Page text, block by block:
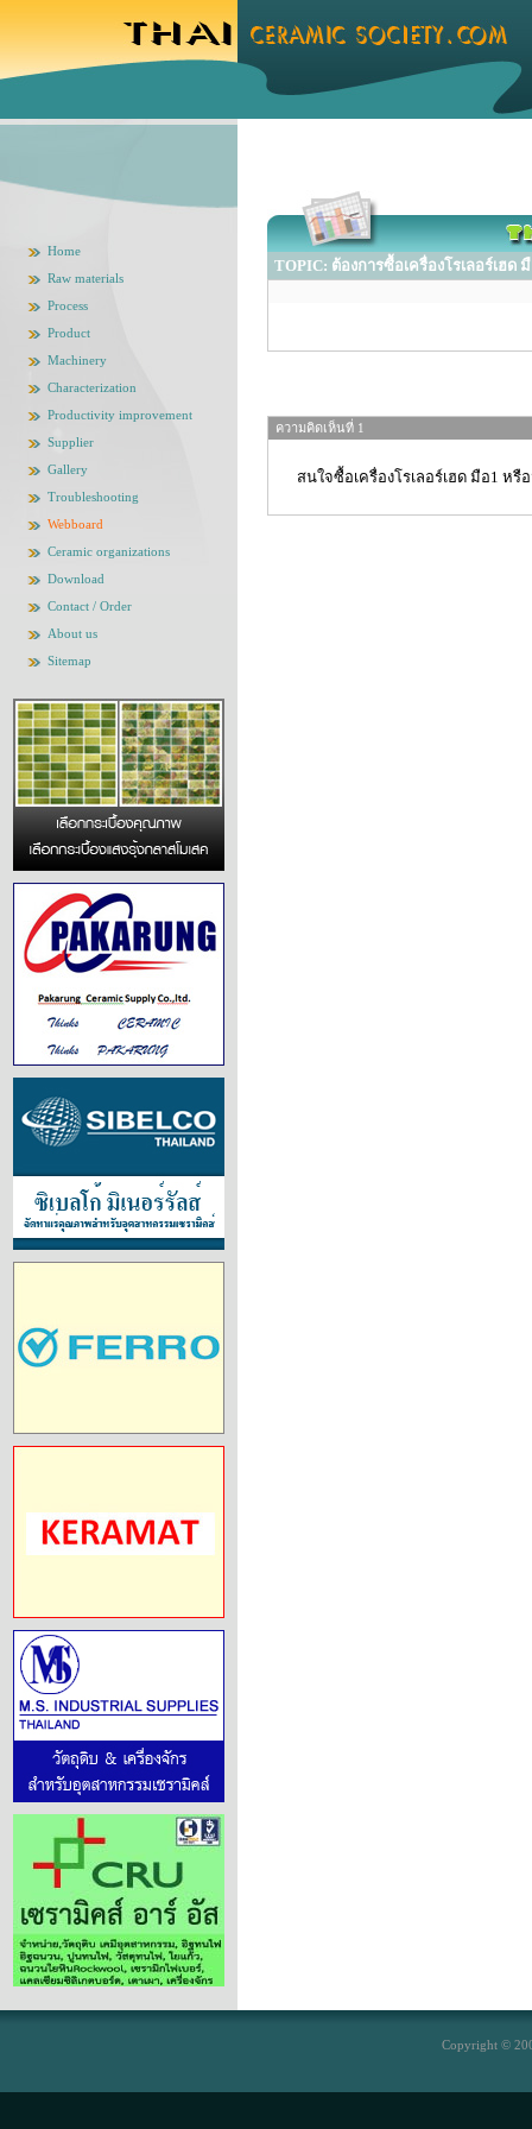
Home
Raw materials
Process
Product
Machinery
Characterization
Productivity improvement
Supplier
Gallery
Troubleshooting
Webboard
Ceramic organizations
Download
Contact / Order
About us
Sitemap
TOPIC: ต้องการซื้อเครื่องโรเลอร์เฮด
ความคิดเห็นที่ 1
สนใจซื้อเครื่องโรเลอร์เฮด มือ1 หรื
Copyright ©